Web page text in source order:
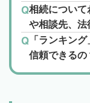
相続について
や相談先、法
「ランキン
信頼できるの